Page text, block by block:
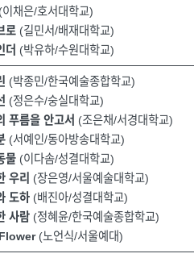
(이채은/호서대학교)
로 (길민서/배재대학교)
더 (박유하/수원대학교)
(박종민/한국예술종합학교)
(정은수/숭실대학교)
푸름을 안고서 (조은채/서경대학교)
(서예인/동아방송대학교)
물 (이다솜/성결대학교)
우리 (장은영/서울예술대학교)
도하 (배진아/성결대학교)
사람 (정혜윤/한국예술종합학교)
(노언식/서울예대)